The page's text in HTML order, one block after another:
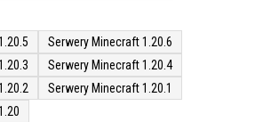
Serwery Minecraft 1.20.6
Serwery Minecraft 1.20.4
Serwery Minecraft 1.20.1